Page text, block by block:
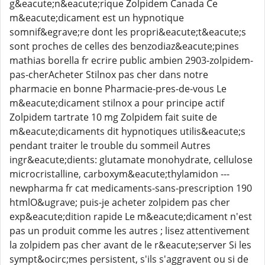
g&eacute;n&eacute;rique Zolpidem Canada Ce
m&eacute;dicament est un hypnotique
somnif&egrave;re dont les propri&eacute;t&eacute;s
sont proches de celles des benzodiaz&eacute;pines
mathias borella fr ecrire public ambien 2903-zolpidem-
pas-cherAcheter Stilnox pas cher dans notre
pharmacie en bonne Pharmacie-pres-de-vous Le
m&eacute;dicament stilnox a pour principe actif
Zolpidem tartrate 10 mg Zolpidem fait suite de
m&eacute;dicaments dit hypnotiques utilis&eacute;s
pendant traiter le trouble du sommeil Autres
ingr&eacute;dients: glutamate monohydrate, cellulose
microcristalline, carboxym&eacute;thylamidon ---
newpharma fr cat medicaments-sans-prescription 190
htmlO&ugrave; puis-je acheter zolpidem pas cher
exp&eacute;dition rapide Le m&eacute;dicament n'est
pas un produit comme les autres ; lisez attentivement
la zolpidem pas cher avant de le r&eacute;server Si les
sympt&ocirc;mes persistent, s'ils s'aggravent ou si de